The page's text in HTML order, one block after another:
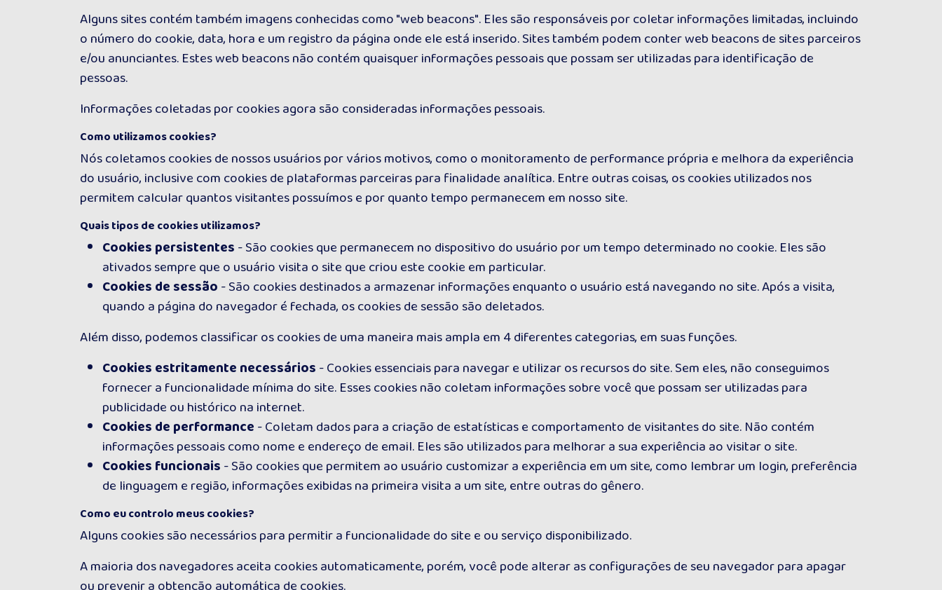
Alguns sites contém também imagens conhecidas como "web beacons". Eles são responsáveis por coletar informações limitadas, incluindo
o número do cookie, data, hora e um registro da página onde ele está inserido. Sites também podem conter web beacons de sites parceiros
e/ou anunciantes. Estes web beacons não contém quaisquer informações pessoais que possam ser utilizadas para identificação de
pessoas.
Informações coletadas por cookies agora são consideradas informações pessoais.
Como utilizamos cookies?
Nós coletamos cookies de nossos usuários por vários motivos, como o monitoramento de performance própria e melhora da experiência
do usuário, inclusive com cookies de plataformas parceiras para finalidade analítica. Entre outras coisas, os cookies utilizados nos
permitem calcular quantos visitantes possuímos e por quanto tempo permanecem em nosso site.
Quais tipos de cookies utilizamos?
Cookies persistentes- São cookies que permanecem no dispositivo do usuário por um tempo determinado no cookie. Eles são
ativados sempre que o usuário visita o site que criou este cookie em particular.
Cookies de sessão- São cookies destinados a armazenar informações enquanto o usuário está navegando no site. Após a visita,
quando a página do navegador é fechada, os cookies de sessão são deletados.
Além disso, podemos classificar os cookies de uma maneira mais ampla em 4 diferentes categorias, em suas funções.
Cookies estritamente necessários- Cookies essenciais para navegar e utilizar os recursos do site. Sem eles, não conseguimos
fornecer a funcionalidade mínima do site. Esses cookies não coletam informações sobre você que possam ser utilizadas para
publicidade ou histórico na internet.
Cookies de performance- Coletam dados para a criação de estatísticas e comportamento de visitantes do site. Não contém
informações pessoais como nome e endereço de email. Eles são utilizados para melhorar a sua experiência ao visitar o site.
Cookies funcionais- São cookies que permitem ao usuário customizar a experiência em um site, como lembrar um login, preferência
de linguagem e região, informações exibidas na primeira visita a um site, entre outras do gênero.
Como eu controlo meus cookies?
Alguns cookies são necessários para permitir a funcionalidade do site e ou serviço disponibilizado.
A maioria dos navegadores aceita cookies automaticamente, porém, você pode alterar as configurações de seu navegador para apagar